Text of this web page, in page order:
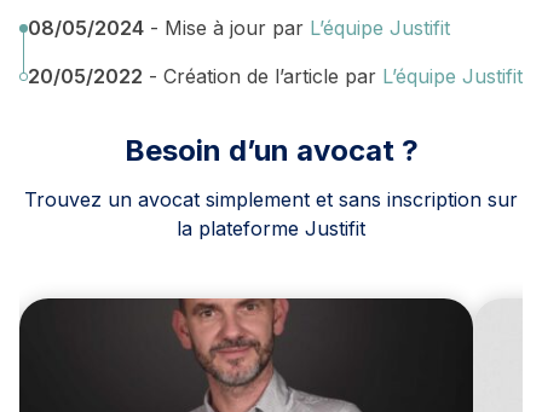
08/05/2024 - Mise à jour par L’équipe Justifit
20/05/2022 - Création de l’article par L’équipe Justifit
Besoin d’un avocat ?
Trouvez un avocat simplement et sans inscription sur
la plateforme Justifit